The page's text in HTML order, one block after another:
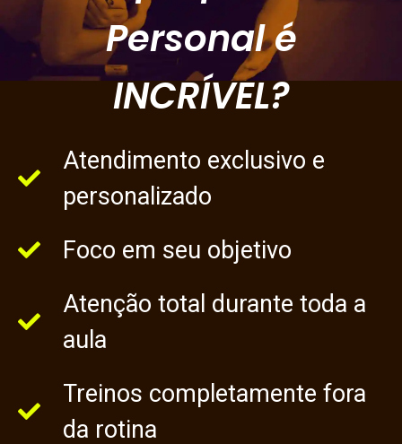
Personal é
INCRÍVEL?
Atendimento exclusivo e
personalizado
Foco em seu objetivo
Atenção total durante toda a
aula
Treinos completamente fora
da rotina